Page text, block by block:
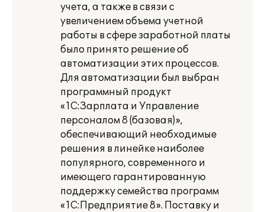
учета, а также в связи с
увеличением объема учетной
работы в сфере заработной платы
было принято решение об
автоматизации этих процессов.
Для автоматизации был выбран
программный продукт
«1С:Зарплата и Управление
персоналом 8 (базовая)»,
обеспечивающий необходимые
решения в линейке наиболее
популярного, современного и
имеющего гарантированную
поддержку семейства программ
«1С:Предприятие 8». Поставку и